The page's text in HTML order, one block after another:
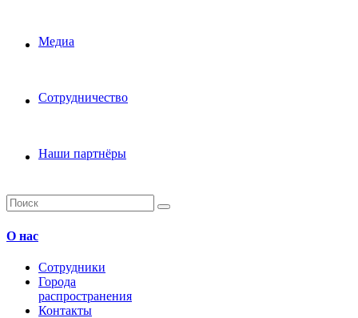
Медиа
Сотрудничество
Наши партнёры
О нас
Сотрудники
Города
распространения
Контакты